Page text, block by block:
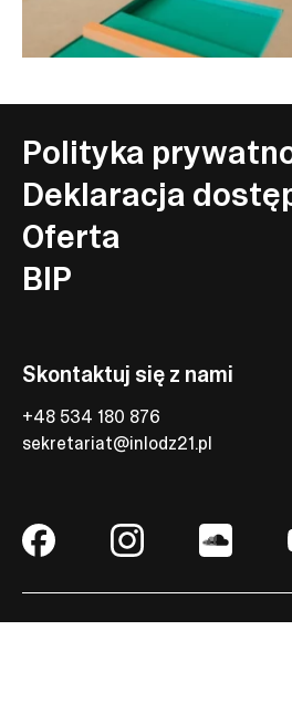
Polityka
Deklaracja
Oferta
BIP
Skontaktuj się z nami
+48 534 180 876
sekretariat@inlodz21.pl